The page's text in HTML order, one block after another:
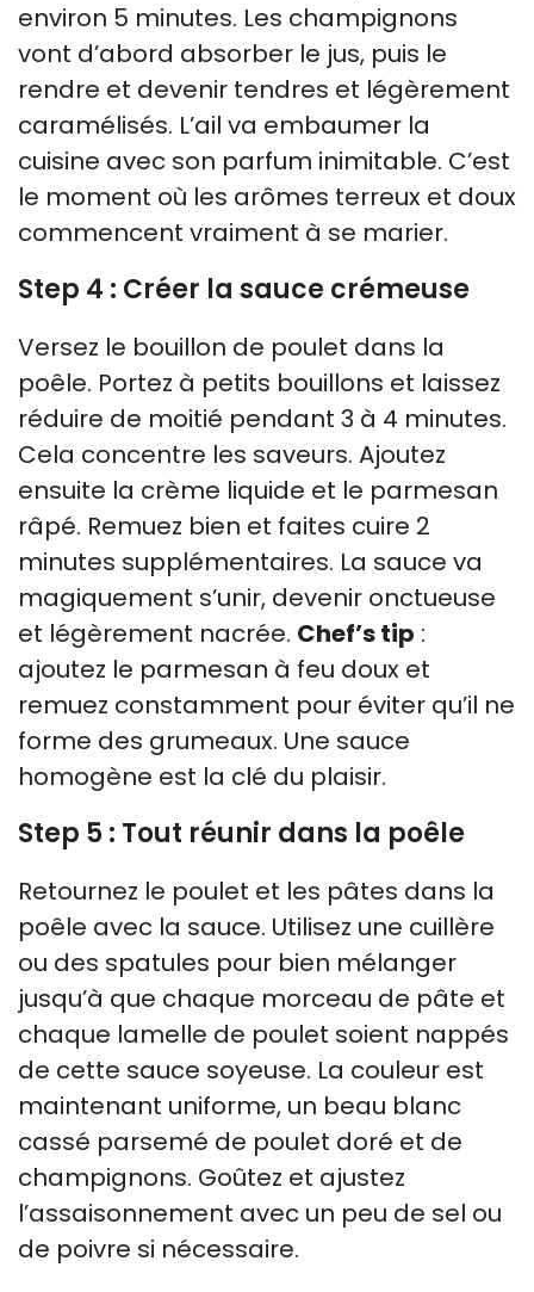
environ 5 minutes. Les champignons
vont d’abord absorber le jus, puis le
rendre et devenir tendres et légèrement
caramélisés. L’ail va embaumer la
cuisine avec son parfum inimitable. C’est
le moment où les arômes terreux et doux
commencent vraiment à se marier.
Step 4 : Créer la sauce crémeuse
Versez le bouillon de poulet dans la
poêle. Portez à petits bouillons et laissez
réduire de moitié pendant 3 à 4 minutes.
Cela concentre les saveurs. Ajoutez
ensuite la crème liquide et le parmesan
râpé. Remuez bien et faites cuire 2
minutes supplémentaires. La sauce va
magiquement s’unir, devenir onctueuse
et légèrement nacrée. Chef’s tip :
ajoutez le parmesan à feu doux et
remuez constamment pour éviter qu’il ne
forme des grumeaux. Une sauce
homogène est la clé du plaisir.
Step 5 : Tout réunir dans la poêle
Retournez le poulet et les pâtes dans la
poêle avec la sauce. Utilisez une cuillère
ou des spatules pour bien mélanger
jusqu’à que chaque morceau de pâte et
chaque lamelle de poulet soient nappés
de cette sauce soyeuse. La couleur est
maintenant uniforme, un beau blanc
cassé parsemé de poulet doré et de
champignons. Goûtez et ajustez
l’assaisonnement avec un peu de sel ou
de poivre si nécessaire.